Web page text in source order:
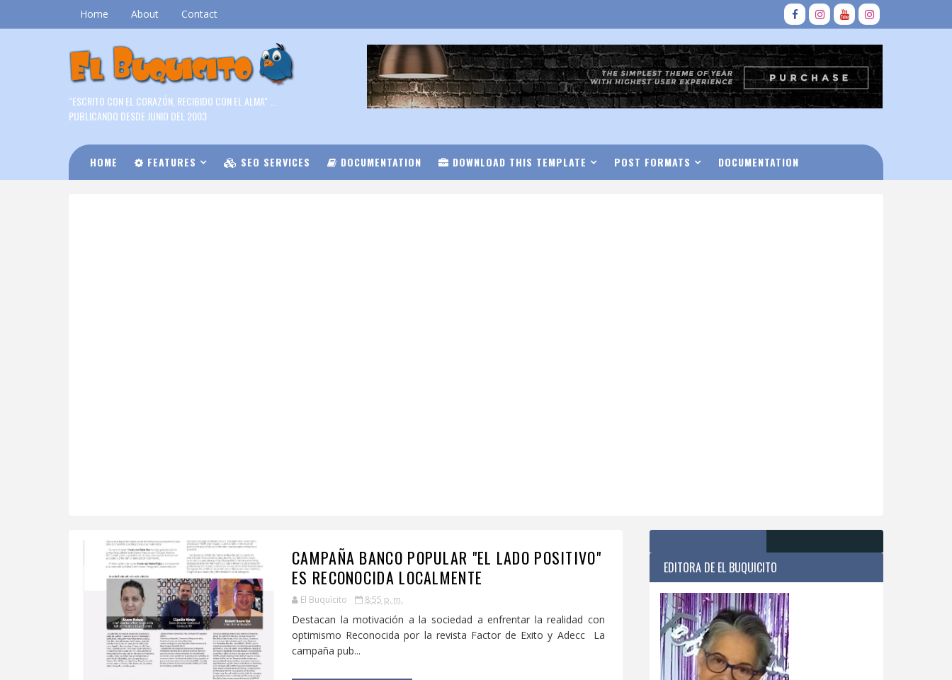
Home About Contact
"ESCRITO CON EL CORAZÓN, RECIBIDO CON EL ALMA" ...
PUBLICANDO DESDE JUNIO DEL 2003
HOME FEATURES SEO SERVICES DOCUMENTATION DOWNLOAD THIS TEMPLATE POST FORMATS DOCUMENTATION
CAMPAÑA BANCO POPULAR "EL LADO POSITIVO"
ES RECONOCIDA LOCALMENTE
El Buquìcito 8:55 p. m.
Destacan la motivación a la sociedad a enfrentar la realidad con
optimismo Reconocida por la revista Factor de Exito y Adecc La
campaña pub...
EDITORA DE EL BUQUICITO